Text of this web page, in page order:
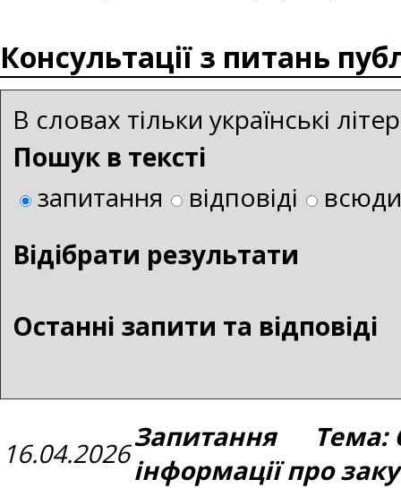
Консультації з питань
В словах тільки українські
Пошук в тексті
запитання
відповіді
всюди
Bідібрати результати
Останні запити та відповіді
16.04.2026Запитання Тема:
інформації про